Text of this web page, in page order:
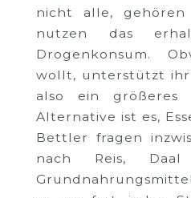
nicht alle,
nutzen das
Drogenkonsum.
wollt, unterstützt
also ein größeres
Alternative ist es,
Bettler fragen
nach Reis,